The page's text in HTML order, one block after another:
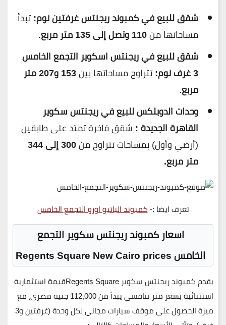
شقق للبيع في كمبوند ريجنتس غرفتين نوم:تبدأ
مساحاتها من110 وتصل إلى 135 متر مربع
.
شقق للبيع في ريجنتس اسكوير التجمع الخامس
3 غرف نوم:
تتراوح مساحاتها بين
153 و207 متر
مربع.
وحدات الدوبلكس للبيع في ريجنتس سكوير
القاهرة الجديدة : شقق فاخرة تمتد على طابقين
(أرضي وأول) بمساحات تتراوح من
300 إلى 344
متر مربع.
تعرف ايضا :-كمبوند الباتيو اورو التجمع الخامس
اسعار كمبوند ريجنتس سكوير التجمع
الخامس Regents Square New Cairo prices
يقدمكمبوند ريجنتس سكوير Regents Square
قيمة استثمارية
استثنائية بسعر متر تنافسي يبدأ من112,000 جنيه مصري
، مع
ميزة الحصول علىموقف سيارات مجاني
لكل وحدة (غرفتين و3